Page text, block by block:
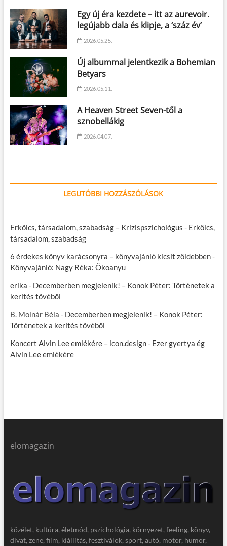
Egy új éra kezdete – itt az aurevoir.
legújabb dala és klipje, a ‘száz év’
2026.05.25.
Új albummal jelentkezik a Bohemian
Betyars
2026.05.11.
A Heaven Street Seven-től a
sznobellákig
2026.04.07.
LEGUTÓBBI HOZZÁSZÓLÁSOK
Erkölcs, társadalom, szabadság – Krízispszichológus - Erkölcs,
társadalom, szabadság
6 érdekes könyv karácsonyra – könyvajánló kicsit zöldebben-
Könyvajánló: Nagy Réka: Ökoanyu
erika - Decemberben megjelenik! – Konok Péter: Történetek a
kerítés tövéből
B. Molnár Béla - Decemberben megjelenik! – Konok Péter:
Történetek a kerítés tövéből
Koncert Alvin Lee emlékére – icon.design- Ezer gyertya ég
Alvin Lee emlékére
elomagazin
közélet, kultúra, életmód, pszichológia, környezet, feeling, könyv,
divat, zene, film, kiállítás, fesztiválok, sport, autó, motor, humor,